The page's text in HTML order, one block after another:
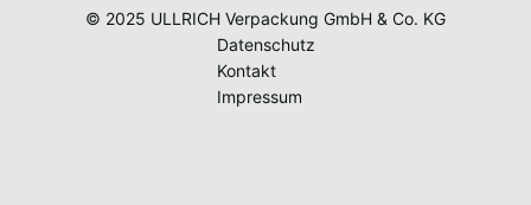
© 2025 ULLRICH Verpackung GmbH & Co. KG
Datenschutz
Kontakt
Impressum